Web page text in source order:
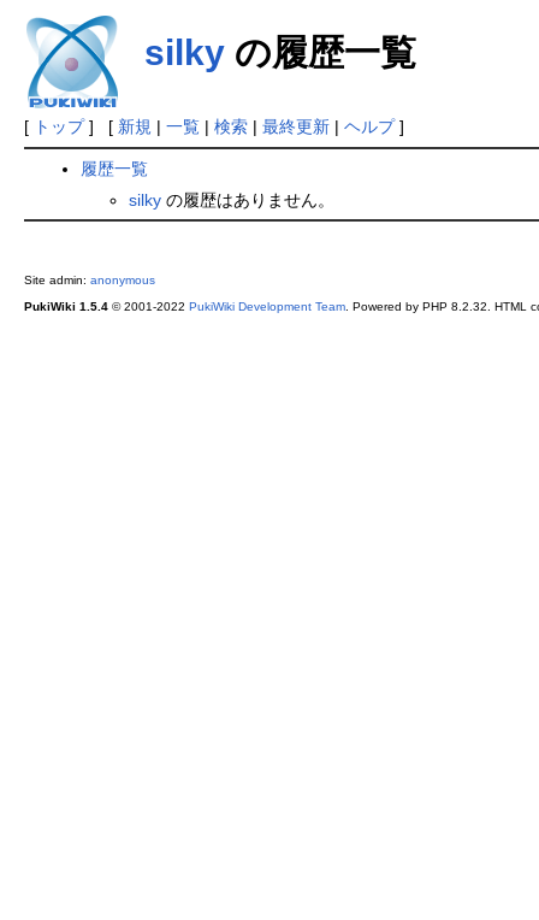
silkyの履歴一覧
[ トップ] [ 新規 | 一覧| 検索| 最終更新| ヘルプ]
履歴一覧
silkyの履歴はありません。
Site admin: anonymous
PukiWiki 1.5.4© 2001-2022 PukiWiki Development Team. Powered by PHP 8.2.32. HTML